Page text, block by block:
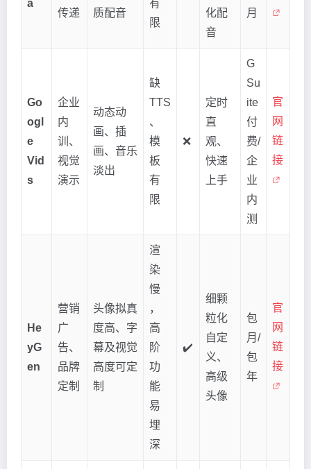
a
传递
质配音
有
限
化配
音
月
Go
ogl
e
Vid
s
企业
内
训、
视觉
演示
动态动
画、插
画、音乐
淡出
缺
TTS
、
模
板
有
限
❌
定时
直
观、
快速
上手
G
Su
ite
付
费/
企
业
内
测
官
网
链
接
He
yG
en
营销
广
告、
品牌
定制
头像拟真
度高、字
幕及视觉
高度可定
制
渲
染
慢
，
高
阶
功
能
易
埋
深
✔️
细颗
粒化
自定
义、
高级
头像
包
月/
包
年
官
网
链
接